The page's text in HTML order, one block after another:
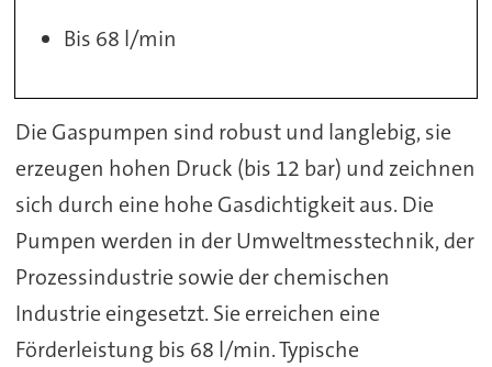
Bis 68 l/min
Die Gaspumpen sind robust und langlebig, sie
erzeugen hohen Druck (bis 12 bar) und zeichnen
sich durch eine hohe Gasdichtigkeit aus. Die
Pumpen werden in der Umweltmesstechnik, der
Prozessindustrie sowie der chemischen
Industrie eingesetzt. Sie erreichen eine
Förderleistung bis 68 l/min. Typische